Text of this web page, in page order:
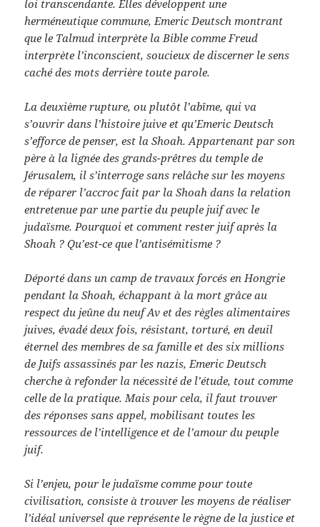
loi transcendante. Elles développent une
herméneutique commune, Emeric Deutsch montrant
que le Talmud interprète la Bible comme Freud
interprète l’inconscient, soucieux de discerner le sens
caché des mots derrière toute parole.
La deuxième rupture, ou plutôt l’abîme, qui va
s’ouvrir dans l’histoire juive et qu’Emeric Deutsch
s’efforce de penser, est la Shoah. Appartenant par son
père à la lignée des grands-prêtres du temple de
Jérusalem, il s’interroge sans relâche sur les moyens
de réparer l’accroc fait par la Shoah dans la relation
entretenue par une partie du peuple juif avec le
judaïsme. Pourquoi et comment rester juif après la
Shoah ? Qu’est-ce que l’antisémitisme ?
Déporté dans un camp de travaux forcés en Hongrie
pendant la Shoah, échappant à la mort grâce au
respect du jeûne du neuf Av et des règles alimentaires
juives, évadé deux fois, résistant, torturé, en deuil
éternel des membres de sa famille et des six millions
de Juifs assassinés par les nazis, Emeric Deutsch
cherche à refonder la nécessité de l’étude, tout comme
celle de la pratique. Mais pour cela, il faut trouver
des réponses sans appel, mobilisant toutes les
ressources de l’intelligence et de l’amour du peuple
juif.
Si l’enjeu, pour le judaïsme comme pour toute
civilisation, consiste à trouver les moyens de réaliser
l’idéal universel que représente le règne de la justice et